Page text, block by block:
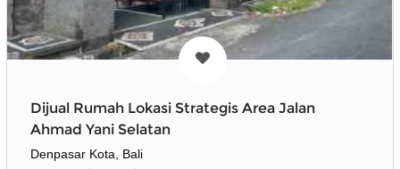
Dijual Rumah Lokasi Strategis Area Jalan
Ahmad Yani Selatan
Denpasar Kota, Bali